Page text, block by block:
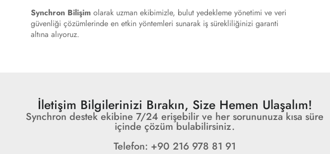
Synchron Bilişim olarak uzman ekibimizle, bulut yedekleme yönetimi ve veri
güvenliği çözümlerinde en etkin yöntemleri sunarak iş sürekliliğinizi garanti
altına alıyoruz.
İletişim Bilgilerinizi Bırakın, Size Hemen Ulaşalım!
Synchron destek ekibine 7/24 erişebilir ve her sorununuza kısa süre
içinde çözüm bulabilirsiniz.
Telefon: +90 216 978 81 91